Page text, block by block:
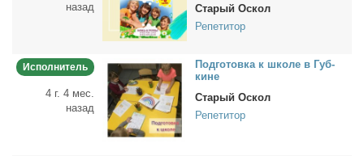
назад
Старый Оскол
Репетитор
Исполнитель
4 г. 4 мес.
назад
Под­го­тов­ка к шко­ле в Губ­
кине
Старый Оскол
Репетитор